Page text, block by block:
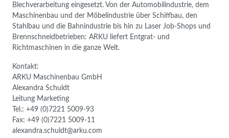
Blechverarbeitung eingesetzt. Von der Automobilindustrie, dem
Maschinenbau und der Möbelindustrie über Schiffbau, den
Stahlbau und die Bahnindustrie bis hin zu Laser Job-Shops und
Brennschneidbetrieben: ARKU liefert Entgrat- und
Richtmaschinen in die ganze Welt.
Kontakt:
ARKU Maschinenbau GmbH
Alexandra Schuldt
Leitung Marketing
Tel.: +49 (0)7221 5009-93
Fax: +49 (0)7221 5009-11
alexandra.schuldt@arku.com